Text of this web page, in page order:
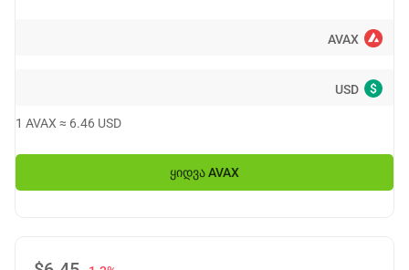
AVAX
USD $
1 AVAX ≈ 6.46 USD
ᲧᲘᲓᲕᲐAVAX